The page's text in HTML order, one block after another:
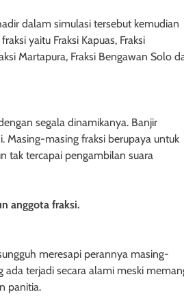
dalam simulasi tersebut kemudian
yaitu Fraksi Kapuas, Fraksi
Martapura, Fraksi Bengawan Solo
segala dinamikanya. Banjir
Masing-masing fraksi berupaya untuk
tak tercapai pengambilan suara
anggota fraksi.
meresapi perannya masing-
terjadi secara alami meski
panitia.